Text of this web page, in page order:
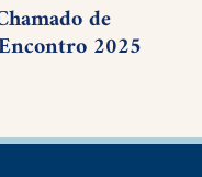
de
2025